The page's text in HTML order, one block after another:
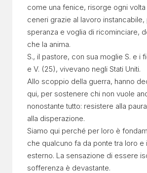
come una fenice, risorge ogni volta
ceneri grazie al lavoro instancabile,
speranza e voglia di ricominciare,
che la anima.
S., il pastore, con sua moglie S. e i
e V. (25), vivevano negli Stati Uniti.
Allo scoppio della guerra, hanno
qui, per sostenere chi non vuole
nonostante tutto: resistere alla
alla disperazione.
Siamo qui perché per loro è
che qualcuno fa da ponte tra loro e
esterno. La sensazione di essere
sofferenza è devastante.